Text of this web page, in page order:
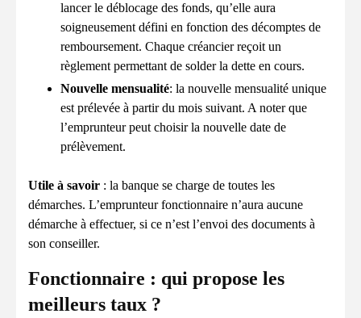
lancer le déblocage des fonds, qu’elle aura
soigneusement défini en fonction des décomptes de
remboursement. Chaque créancier reçoit un
règlement permettant de solder la dette en cours.
Nouvelle mensualité: la nouvelle mensualité unique
est prélevée à partir du mois suivant. A noter que
l’emprunteur peut choisir la nouvelle date de
prélèvement.
Utile à savoir : la banque se charge de toutes les
démarches. L’emprunteur fonctionnaire n’aura aucune
démarche à effectuer, si ce n’est l’envoi des documents à
son conseiller.
Fonctionnaire : qui propose les
meilleurs taux ?